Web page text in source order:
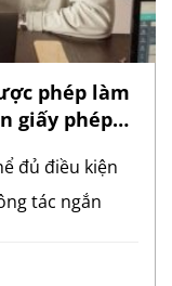
phép làm
giấy phép
đủ điều kiện
tác ngắn
không tham